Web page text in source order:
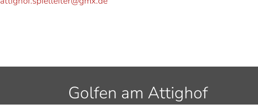
Golfen am Attighof